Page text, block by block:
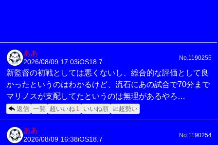
ああ
2026/08/09 17:03iOS18.7
No.1190255
新監督の初戦としては悪くないし、総合的な評価として良
かったというのはわかるけど、流石にあの試合で70分まで
マリノスが支配してたというのは無理があるやろ…
返信 一覧 超いいね 1 いいね順 📈超勢い
ああ
2026/08/09 16:38iOS18.7
No.1190254